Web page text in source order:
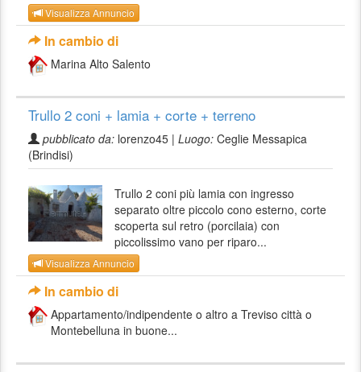
Visualizza Annuncio
In cambio di
Marina Alto Salento
Trullo 2 coni + lamia + corte + terreno
pubblicato da: lorenzo45 | Luogo: Ceglie Messapica
(Brindisi)
Trullo 2 coni più lamia con ingresso
separato oltre piccolo cono esterno, corte
scoperta sul retro (porcilaia) con
piccolissimo vano per riparo...
Visualizza Annuncio
In cambio di
Appartamento/indipendente o altro a Treviso città o
Montebelluna in buone...